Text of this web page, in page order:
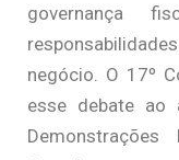
governança
negócio. O 17º
esse debate ao